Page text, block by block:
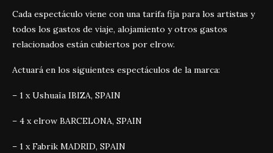
Cada espectáculo viene con una tarifa fija para los artistas y
todos los gastos de viaje, alojamiento y otros gastos
relacionados están cubiertos por elrow.
Actuará en los siguientes espectáculos de la marca:
– 1 xUshuaïa IBIZA, SPAIN
– 4 xelrow BARCELONA, SPAIN
– 1 xFabrik MADRID, SPAIN